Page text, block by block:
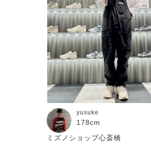
yusuke
178cm
ミズノショップ心斎橋